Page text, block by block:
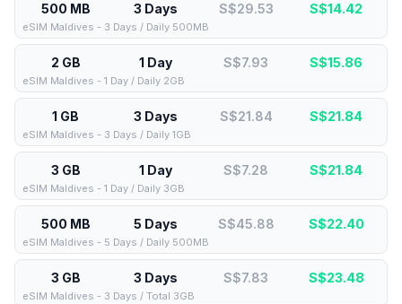
500 MB 3 Days S$29.53 S$14.42
eSIM Maldives - 3 Days / Daily 500MB
2 GB 1 Day S$7.93 S$15.86
eSIM Maldives - 1 Day / Daily 2GB
1 GB 3 Days S$21.84 S$21.84
eSIM Maldives - 3 Days / Daily 1GB
3 GB 1 Day S$7.28 S$21.84
eSIM Maldives - 1 Day / Daily 3GB
500 MB 5 Days S$45.88 S$22.40
eSIM Maldives - 5 Days / Daily 500MB
3 GB 3 Days S$7.83 S$23.48
eSIM Maldives - 3 Days / Total 3GB